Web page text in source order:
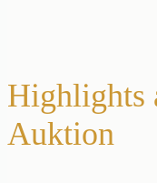
Highlights
Auktion